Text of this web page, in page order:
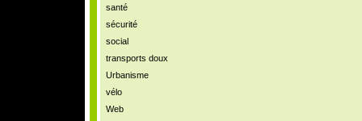
santé
sécurité
social
transports doux
Urbanisme
vélo
Web